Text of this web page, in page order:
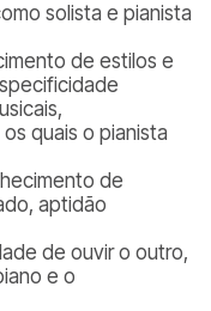
solista e pianista
de estilos e
quais o pianista
de
aptidão
de ouvir o outro,
e o